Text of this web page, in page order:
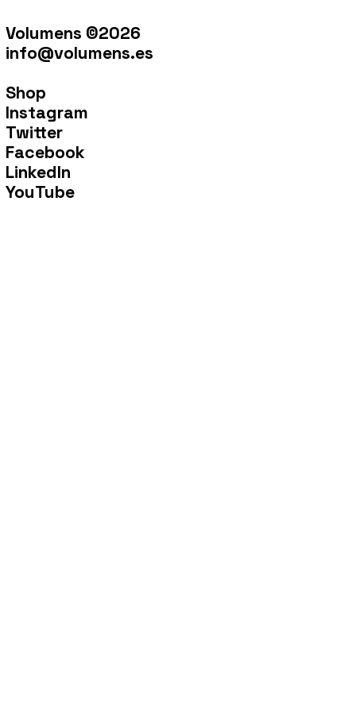
Volumens ©2026
info@volumens.es
Shop
Instagram
Twitter
Facebook
LinkedIn
YouTube